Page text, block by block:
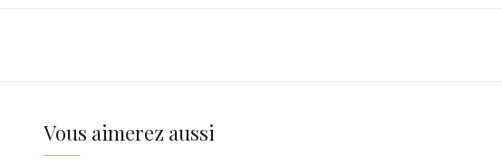
Vous aimerez aussi